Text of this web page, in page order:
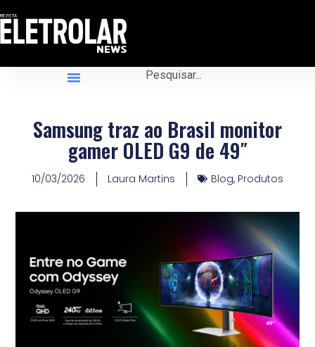
Samsung traz ao Brasil monitor
gamer OLED G9 de 49″
10/03/2026 Laura Martins Blog, Produtos